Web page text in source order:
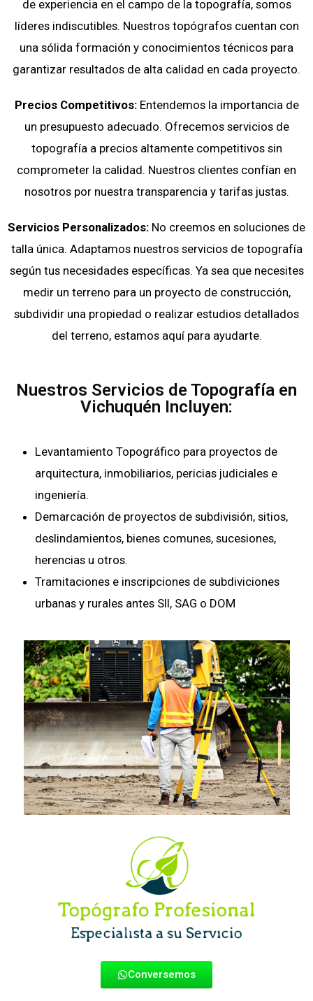
de experiencia en el campo de la topografía, somos
líderes indiscutibles. Nuestros topógrafos cuentan con
una sólida formación y conocimientos técnicos para
garantizar resultados de alta calidad en cada proyecto.
Precios Competitivos:Entendemos la importancia de
un presupuesto adecuado. Ofrecemos servicios de
topografía a precios altamente competitivos sin
comprometer la calidad. Nuestros clientes confían en
nosotros por nuestra transparencia y tarifas justas.
Servicios Personalizados: No creemos en soluciones de
talla única. Adaptamos nuestros servicios de topografía
según tus necesidades específicas. Ya sea que necesites
medir un terreno para un proyecto de construcción,
subdividir una propiedad o realizar estudios detallados
del terreno, estamos aquí para ayudarte.
Nuestros Servicios de Topografía en
Vichuquén Incluyen:
Levantamiento Topográfico para proyectos de
arquitectura, inmobiliarios, pericias judiciales e
ingeniería.
Demarcación de proyectos de subdivisión, sitios,
deslindamientos, bienes comunes, sucesiones,
herencias u otros.
Tramitaciones e inscripciones de subdiviciones
urbanas y rurales antes SII, SAG o DOM
Conversemos